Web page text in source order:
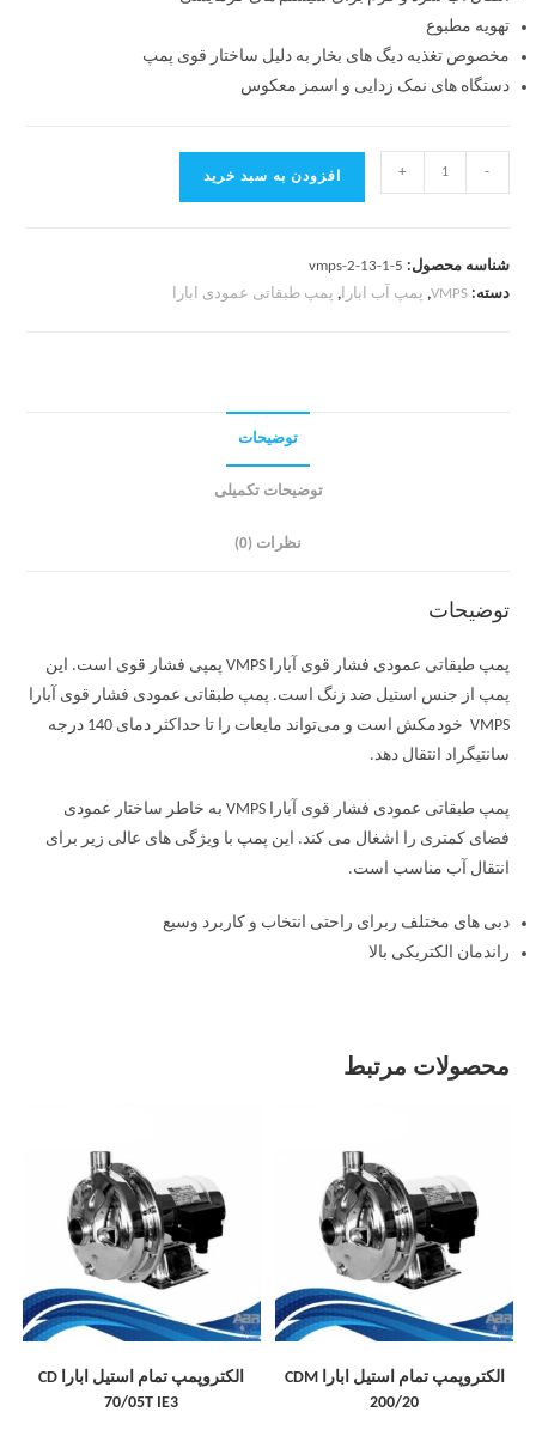
تهویه مطبوع
مخصوص تغذیه دیگ های بخار به دلیل ساختار قوی پمپ
دستگاه های نمک زدایی و اسمز معکوس
-
+ افزودن به سبد خرید
شناسه محصول: vmps-2-13-1-5
دسته:VMPS
, پمپ آب ابارا, پمپ طبقاتی عمودی ابارا
توضیحات
توضیحات تکمیلی
نظرات (0)
توضیحات
پمپ طبقاتی عمودی فشار قوی آبارا VMPS پمپی فشار قوی است. این
پمپ از جنس استیل ضد زنگ است. پمپ طبقاتی عمودی فشار قوی آبارا
VMPS خودمکش است و می‌تواند مایعات را تا حداکثر دمای 140 درجه
سانتیگراد انتقال دهد.
پمپ طبقاتی عمودی فشار قوی آبارا VMPS به خاطر ساختار عمودی
فضای کمتری را اشغال می کند. این پمپ با ویژگی های عالی زیر برای
انتقال آب مناسب است.
دبی های مختلف ربرای راحتی انتخاب و کاربرد وسیع
راندمان الکتریکی بالا
محصولات مرتبط
الکتروپمپ تمام استیل ابارا CDM
200/20
الکتروپمپ تمام استیل ابارا CD
70/05T IE3